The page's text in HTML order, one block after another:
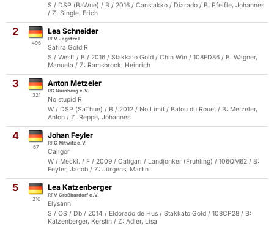
S / DSP (BaWue) / B / 2016 / Canstakko / Diarado / B: Pfeifle, Johannes
/ Z: Single, Erich
2
496
Lea Schneider
RFV Jagstzell
Safira Gold R
S / Westf / B / 2016 / Stakkato Gold / Chin Win / 108ED86 / B: Wagner,
Manuela / Z: Ramsbrock, Heinrich
3
321
Anton Metzeler
RC Nürnberg e.V.
No stupid R
W / DSP (SaThue) / B / 2012 / No Limit / Balou du Rouet / B: Metzeler,
Anton / Z: Reppe, Johannes
4
67
Johan Feyler
RFG Mitwitz e.V.
Caligor
W / Meckl. / F / 2009 / Caligari / Landjonker (Fruhling) / 106QM62 / B:
Feyler, Jacob / Z: Jürgens, Martin
5
210
Lea Katzenberger
RFV Großbardorf e.V.
Elysann
S / OS / Db / 2014 / Eldorado de Hus / Stakkato Gold / 108CP28 / B:
Katzenberger, Kerstin / Z: Adler, Lisa